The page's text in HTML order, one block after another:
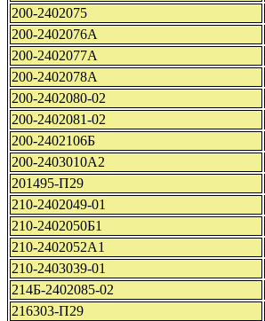
200-2402075
200-2402076А
200-2402077А
200-2402078А
200-2402080-02
200-2402081-02
200-2402106Б
200-2403010А2
201495-П29
210-2402049-01
210-2402050Б1
210-2402052А1
210-2403039-01
214Б-2402085-02
216303-П29